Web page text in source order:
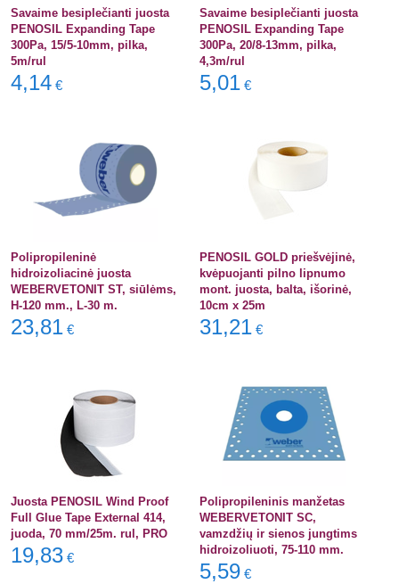
Savaime besiplečianti juosta
PENOSIL Expanding Tape
300Pa, 15/5-10mm, pilka,
5m/rul
4,14 €
Savaime besiplečianti juosta
PENOSIL Expanding Tape
300Pa, 20/8-13mm, pilka,
4,3m/rul
5,01 €
Polipropileninė
hidroizoliacinė juosta
WEBERVETONIT ST, siūlėms,
H-120 mm., L-30 m.
23,81 €
PENOSIL GOLD priešvėjinė,
kvėpuojanti pilno lipnumo
mont. juosta, balta, išorinė,
10cm x 25m
31,21 €
Juosta PENOSIL Wind Proof
Full Glue Tape External 414,
juoda, 70 mm/25m. rul, PRO
19,83 €
Polipropileninis manžetas
WEBERVETONIT SC,
vamzdžių ir sienos jungtims
hidroizoliuoti, 75-110 mm.
5,59 €